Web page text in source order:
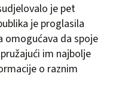
je pet
je proglasila
omogućava da spoje
im najbolje
o raznim